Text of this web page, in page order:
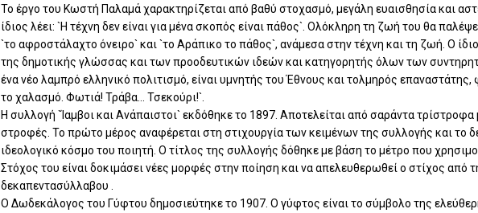
Το έργο του Κωστή Παλαμά χαρακτηρίζεται από βαθύ στοχασμό, μεγάλη ευαισθησία και
ίδιος λέει: `Η τέχνη δεν είναι για μένα σκοπός είναι πάθος`. Ολόκληρη τη ζωή του θα
`το αφροστάλαχτο όνειρο` και `το Αράπικο το πάθος`, ανάμεσα στην τέχνη και τη ζωή. Ο
της δημοτικής γλώσσας και των προοδευτικών ιδεών και κατηγορητής όλων των
ένα νέο λαμπρό ελληνικό πολιτισμό, είναι υμνητής του Έθνους και τολμηρός
το χαλασμό. Φωτιά! Τράβα... Τσεκούρι!`.
Η συλλογή `Ίαμβοι και Ανάπαιστοι` εκδόθηκε το 1897. Αποτελείται από σαράντα τρίστροφα
στροφές. Το πρώτο μέρος αναφέρεται στη στιχουργία των κειμένων της συλλογής και το
ιδεολογικό κόσμο του ποιητή. Ο τίτλος της συλλογής δόθηκε με βάση το μέτρο που
Στόχος του είναι δοκιμάσει νέες μορφές στην ποίηση και να απελευθερωθεί ο στίχος από
δεκαπεντασύλλαβου .
Ο Δωδεκάλογος του Γύφτου δημοσιεύτηκε το 1907. Ο γύφτος είναι το σύμβολο της